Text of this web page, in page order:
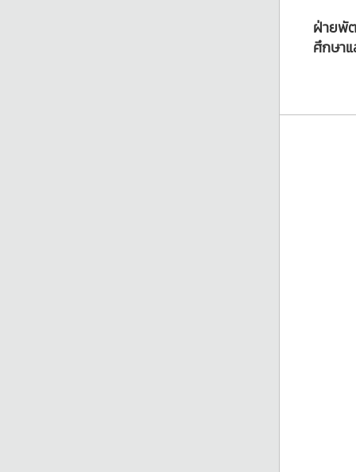
ฝ่ายพั
ศึกษา